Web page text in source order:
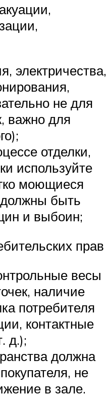
электричества,
не для
важно для
отделки,
используйте
моющиеся
быть
и выбоин;
прав
весы
наличие
потребителя
контактные
д.);
должна
не
в зале.